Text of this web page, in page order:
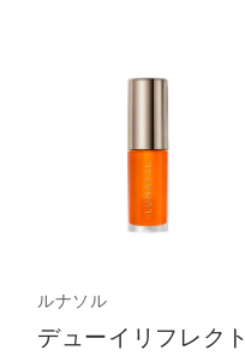
ルナソル
デューイリフレクト